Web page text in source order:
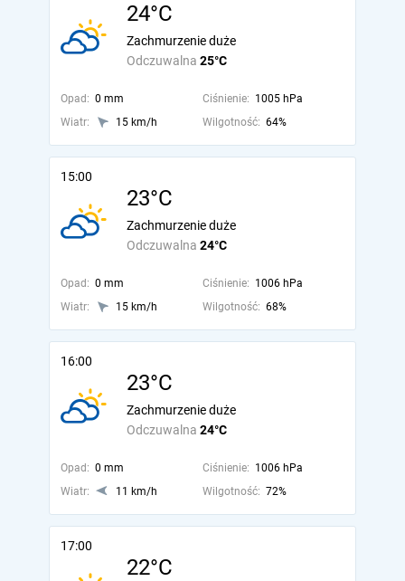
24°C
Odczuwalna 25°C
Zachmurzenie duże
Opad: 0 mm Ciśnienie: 1005 hPa
Wiatr:
15 km/h Wilgotność: 64%
15:00
23°C
Odczuwalna 24°C
Zachmurzenie duże
Opad: 0 mm Ciśnienie: 1006 hPa
Wiatr:
15 km/h Wilgotność: 68%
16:00
23°C
Odczuwalna 24°C
Zachmurzenie duże
Opad: 0 mm Ciśnienie: 1006 hPa
Wiatr:
11 km/h Wilgotność: 72%
17:00
22°C